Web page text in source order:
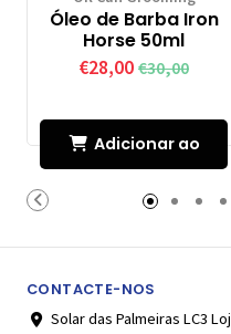
Óleo de Barba Iron
Horse 50ml
€28,00 €30,00
Adicionar ao
Carrinho
CONTACTE-NOS
Solar das Palmeiras LC3